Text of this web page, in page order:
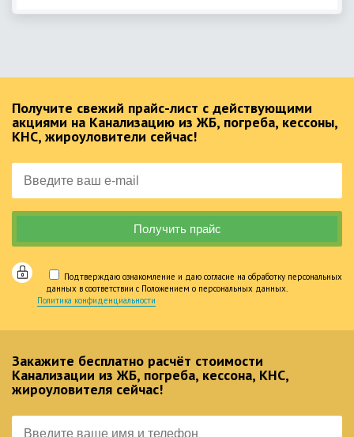
Получите свежий прайс-лист с действующими
акциями на Канализацию из ЖБ, погреба, кессоны,
КНС, жироуловители сейчас!
Подтверждаю ознакомление и даю согласие на обработку персональных
данных в соответствии с Положением о персональных данных.
Политика конфиденциальности
Закажите бесплатно расчёт стоимости
Канализации из ЖБ, погреба, кессона, КНС,
жироуловителя сейчас!